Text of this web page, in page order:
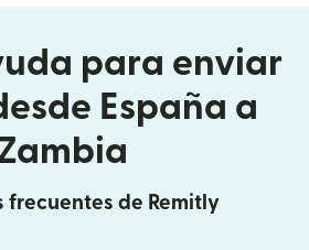
para enviar
España a
frecuentes de Remitly